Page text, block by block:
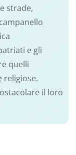
strade,
e gli
quelli
religiose.
il loro